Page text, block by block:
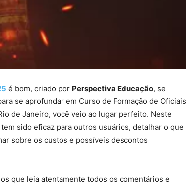
é bom, criado por Perspectiva Educação, se
se aprofundar em Curso de Formação de Oficiais
de Janeiro, você veio ao lugar perfeito. Neste
sido eficaz para outros usuários, detalhar o que
sobre os custos e possíveis descontos
que leia atentamente todos os comentários e